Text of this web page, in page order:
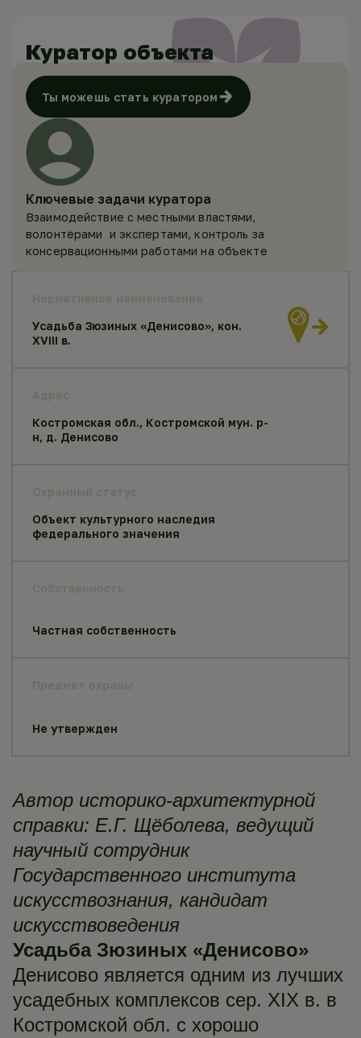
Усадьба Зюзиных «Денисово», кон.
XVIII в.
Костромская обл., Костромской мун. р-
н, д. Денисово
Объект культурного наследия
федерального значения
Частная собственность
Не утвержден
Куратор объекта
Ты можешь стать куратором
Ключевые задачи куратора
Взаимодействие с местными властями,
волонтёрами и экспертами, контроль за
консервационными работами на объекте
Автор историко-архитектурной
справки: Е.Г. Щёболева, ведущий
научный сотрудник
Государственного института
искусствознания, кандидат
искусствоведения
Усадьба Зюзиных «Денисово»
Денисово является одним из лучших
усадебных комплексов сер. XIX в. в
Костромской обл. с хорошо